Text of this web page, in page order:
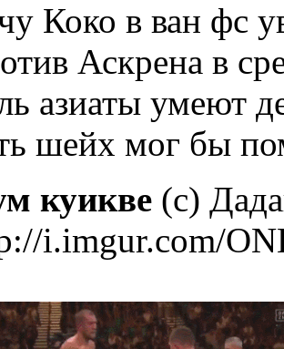
Коко в ван фс
Аскрена в
азиаты умеют
шейх мог бы
куикве (с)
i.imgur.com/